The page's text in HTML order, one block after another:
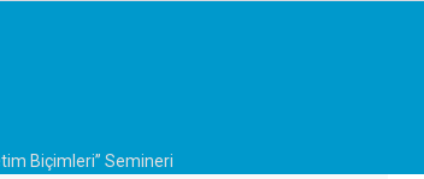
Biçimleri” Semineri